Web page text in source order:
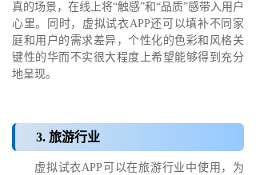
真的场景，在线上将“触感”和“品质”感带入用户
心里。同时，虚拟试衣APP还可以填补不同家
庭和用户的需求差异，个性化的色彩和风格关
键性的华而不实很大程度上希望能够得到充分
地呈现。
3. 旅游行业
虚拟试衣APP可以在旅游行业中使用，为